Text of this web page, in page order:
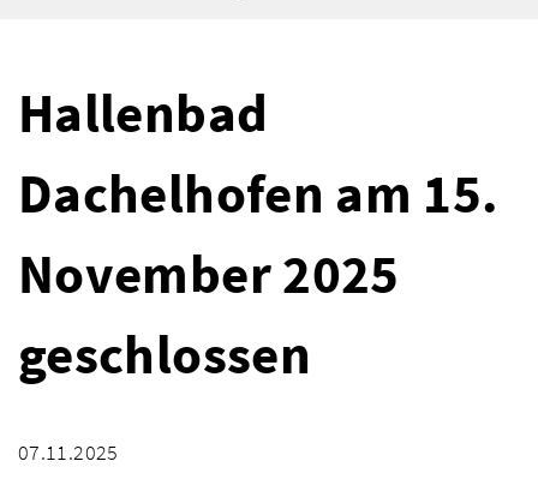
Hallenbad
Dachelhofen am 15.
November 2025
geschlossen
07.11.2025